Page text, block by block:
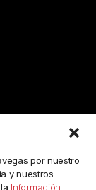
por nuestro
y nuestros
Información